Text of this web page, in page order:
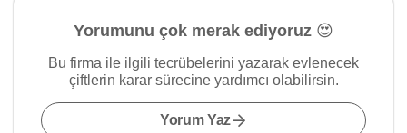
Yorumunu çok merak ediyoruz 😍
Bu firma ile ilgili tecrübelerini yazarak evlenecek
çiftlerin karar sürecine yardımcı olabilirsin.
Yorum Yaz